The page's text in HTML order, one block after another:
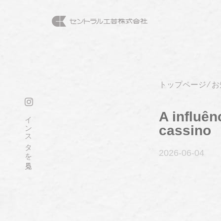
インスタを見る
トップページ⁄
A
cassino
2026-06-04